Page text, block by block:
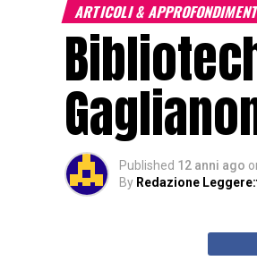
ARTICOLI &
Published 12 anni ago
By Redazione